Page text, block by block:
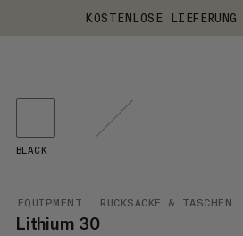
KOSTENLOSE
EQUIPMENT RUCKSÄCKE & TASCHEN
Lithium 30
BLACK